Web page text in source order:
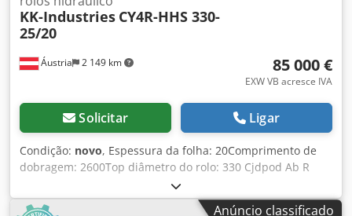
Áustria 2 149 km
KK-Industries CY4R-HHS 330-
25/20
85 000 €
EXW VB acresce IVA
Solicitar Ligar
Condição: novo, Espessura da folha: 20Comprimento de
dobragem: 2600Top diâmetro do rolo: 330 Cjdpod Ab R
Aefx Adioha Dados técnicos: - Rolos endurecidos e polidos
- Corpo completo de aço ST-52 - Os 4 rolos estão dispostos
Anúncio classificado